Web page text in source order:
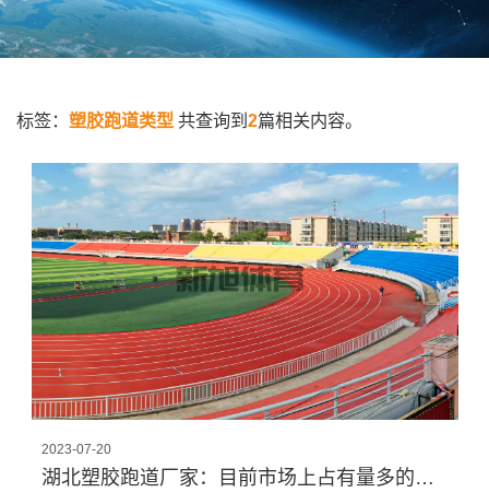
标签： 塑胶跑道类型 共查询到 2篇相关内容。
2023-07-20
湖北塑胶跑道厂家：目前市场上占有量多的塑胶跑道类型